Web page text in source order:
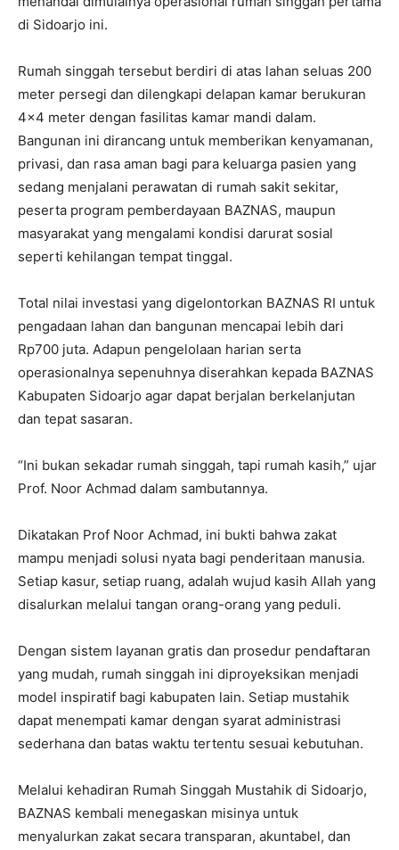
di Sidoarjo ini.
Rumah singgah tersebut berdiri di atas lahan seluas 200
meter persegi dan dilengkapi delapan kamar berukuran
4×4 meter dengan fasilitas kamar mandi dalam.
Bangunan ini dirancang untuk memberikan kenyamanan,
privasi, dan rasa aman bagi para keluarga pasien yang
sedang menjalani perawatan di rumah sakit sekitar,
peserta program pemberdayaan BAZNAS, maupun
masyarakat yang mengalami kondisi darurat sosial
seperti kehilangan tempat tinggal.
Total nilai investasi yang digelontorkan BAZNAS RI untuk
pengadaan lahan dan bangunan mencapai lebih dari
Rp700 juta. Adapun pengelolaan harian serta
operasionalnya sepenuhnya diserahkan kepada BAZNAS
Kabupaten Sidoarjo agar dapat berjalan berkelanjutan
dan tepat sasaran.
“Ini bukan sekadar rumah singgah, tapi rumah kasih,” ujar
Prof. Noor Achmad dalam sambutannya.
Dikatakan Prof Noor Achmad, ini bukti bahwa zakat
mampu menjadi solusi nyata bagi penderitaan manusia.
Setiap kasur, setiap ruang, adalah wujud kasih Allah yang
disalurkan melalui tangan orang-orang yang peduli.
Dengan sistem layanan gratis dan prosedur pendaftaran
yang mudah, rumah singgah ini diproyeksikan menjadi
model inspiratif bagi kabupaten lain. Setiap mustahik
dapat menempati kamar dengan syarat administrasi
sederhana dan batas waktu tertentu sesuai kebutuhan.
Melalui kehadiran Rumah Singgah Mustahik di Sidoarjo,
BAZNAS kembali menegaskan misinya untuk
menyalurkan zakat secara transparan, akuntabel, dan